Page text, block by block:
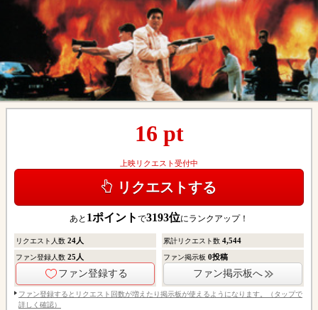
16 pt
上映リクエスト受付中
リクエストする
あと 1ポイント で3193位にランクアップ！
リクエスト人数 24人 累計リクエスト数4,544
ファン登録人数 25 人
ファン登録する
ファン掲示板0投稿
ファン掲示板へ
ファン登録するとリクエスト回数が増えたり掲示板が使えるようになります。（タップで
詳しく確認）